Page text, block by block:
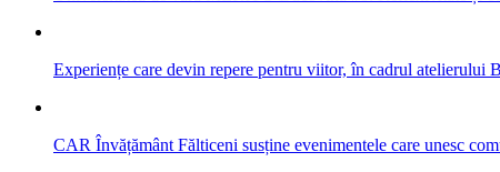
Experiențe care devin repere pentru viitor, în cadrul atelierului
CAR Învățământ Fălticeni susține evenimentele care unesc